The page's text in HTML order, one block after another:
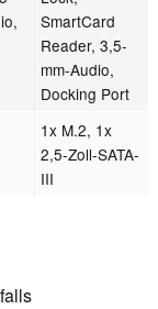
SmartCard
Reader, 3,5-
mm-Audio,
Docking Port
1x M.2, 1x
2,5-Zoll-SATA-
III